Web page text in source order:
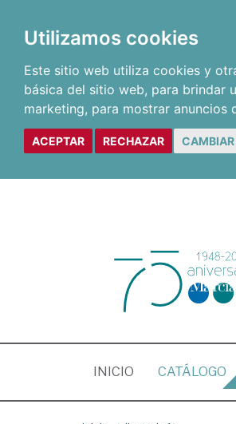
Utilizamos cookies
Este sitio web utiliza cookies y
básica del sitio web, para brindar
marketing, para mostrar anuncios
ACEPTAR RECHAZAR CAMBIAR
INICIO (CURRENT)
CATÁLOGO